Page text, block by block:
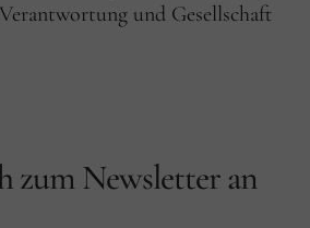
Verantwortung und Gesellschaft
zum Newsletter an